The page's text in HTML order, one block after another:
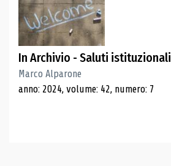
In Archivio - Saluti istituzionali
Marco Alparone
anno: 2024, volume: 42, numero: 7